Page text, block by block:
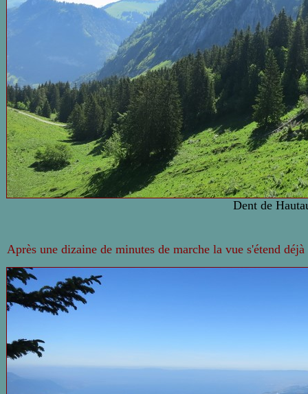
Dent de Hauta
Après une dizaine de minutes de marche la vue s'étend